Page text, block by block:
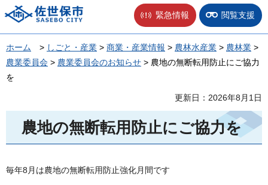
佐世保市 緊急情報 閲覧支援
ホーム > しごと・産業 > 商業・産業情報 > 農林水産業 > 農林業 >
農業委員会 > 農業委員会のお知らせ > 農地の無断転用防止にご協力
を
更新日：2026年8月1日
農地の無断転用防止にご協力を
毎年8月は農地の無断転用防止強化月間です